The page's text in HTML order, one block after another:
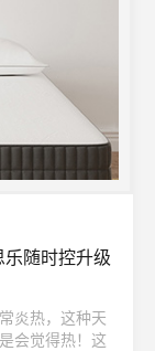
随时控升级
炎热，这种天
会觉得热！这